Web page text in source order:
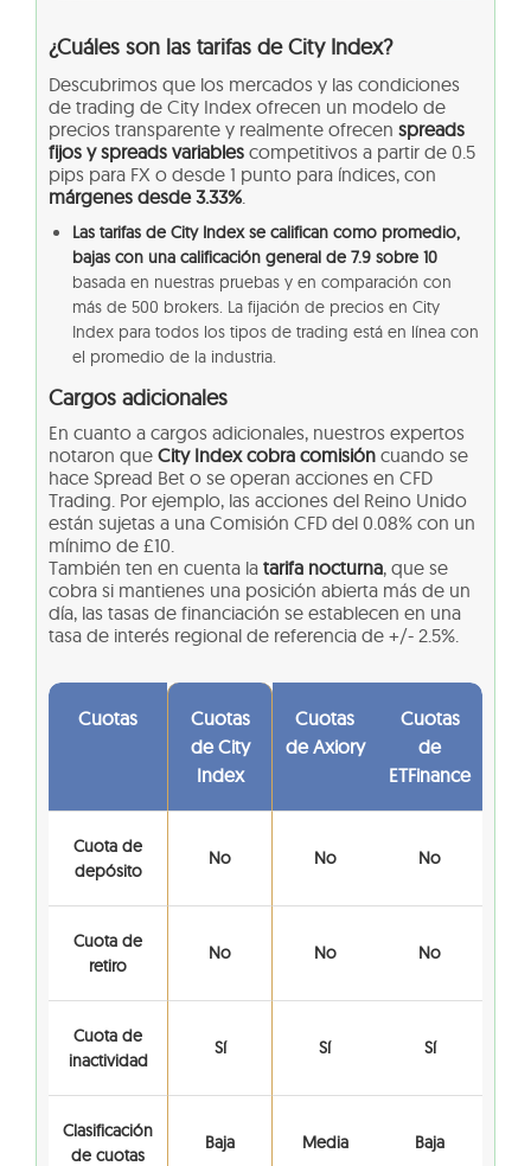
¿Cuáles son las tarifas de City Index?
Descubrimos que los mercados y las condiciones
de trading de City Index ofrecen un modelo de
precios transparente y realmente ofrecen spreads
fijos y spreads variables competitivos a partir de 0.5
pips para FX o desde 1 punto para índices, con
márgenes desde 3.33%
Las tarifas de City Index se califican como promedio,
bajas con una calificación general de 7.9 sobre 10
basada en nuestras pruebas y en comparación con
más de 500 brokers. La fijación de precios en City
Index para todos los tipos de trading está en línea con
el promedio de la industria.
Cargos adicionales
En cuanto a cargos adicionales, nuestros expertos
notaron que City Index cobra comisión cuando se
hace Spread Bet o se operan acciones en CFD
Trading. Por ejemplo, las acciones del Reino Unido
están sujetas a una Comisión CFD del 0.08% con un
mínimo de £10.
También ten en cuenta la tarifa nocturna, que se
cobra si mantienes una posición abierta más de un
día, las tasas de financiación se establecen en una
tasa de interés regional de referencia de +/- 2.5%.
Cuotas
Cuotas
de City
Index
Cuotas
de Axiory
Cuotas
de
ETFinance
Cuota de
depósito
No No No
Cuota de
retiro
No No No
Cuota de
inactividad
Sí Sí Sí
Clasificación
de cuotas
Baja Media Baja